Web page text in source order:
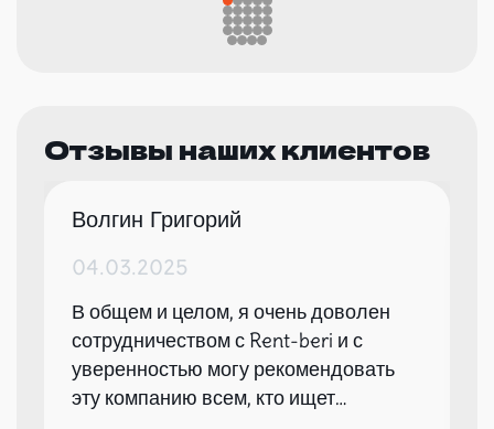
Отзывы наших клиентов
Волгин Григорий
04.03.2025
В общем и целом, я очень доволен
сотрудничеством с Rent-beri и с
уверенностью могу рекомендовать
эту компанию всем, кто ищет